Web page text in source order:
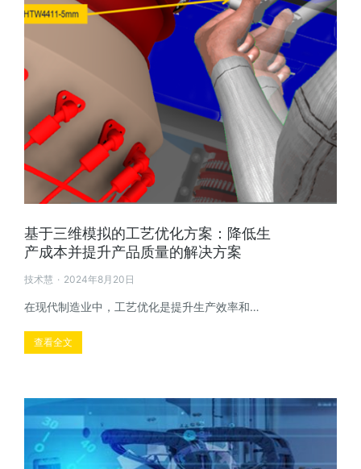
基于三维模拟的工艺优化方案：降低生
产成本并提升产品质量的解决方案
技术慧 2024年8月20日
在现代制造业中，工艺优化是提升生产效率和…
查看全文